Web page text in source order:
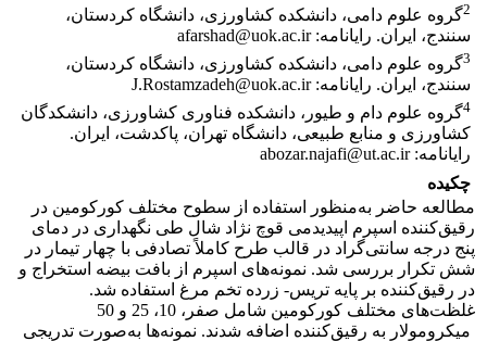
2گروه علوم دامی، دانشکده کشاورزی، دانشگاه کردستان،
سنندج، ایران. رایانامه: afarshad@uok.ac.ir
3گروه علوم دامی، دانشکده کشاورزی، دانشگاه کردستان،
سنندج، ایران. رایانامه: J.Rostamzadeh@uok.ac.ir
4گروه علوم دام و طیور، دانشکده فناوری کشاورزی، دانشکدگان
کشاورزی و منابع طبیعی، دانشگاه تهران، پاکدشت، ایران.
رایانامه: abozar.najafi@ut.ac.ir
چکیده
مطالعه حاضر به‌منظور استفاده از سطوح مختلف کورکومین در
رقیق‌کننده اسپرم اپیدیدمی قوچ نژاد شال طی نگهداری در دمای
پنج درجه سانتی‌گراد در قالب طرح کاملاً تصادفی با چهار تیمار در
شش تکرار بررسی شد.‌ نمونه‌های اسپرم از بافت بیضه استخراج و
در رقیق‌کننده بر پایه تریس- زرده تخم مرغ استفاده شد.
غلظت‌های مختلف کورکومین شامل صفر، 10، 25 و 50
میکرومولار ‌به رقیق‌کننده اضافه شدند. نمونه‌ها به‌صورت تدریجی